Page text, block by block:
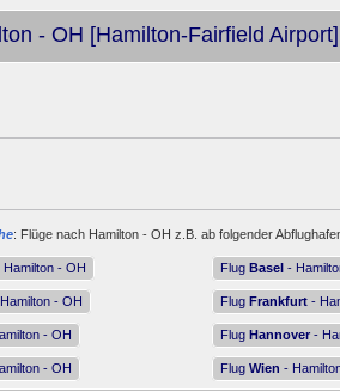
- OH [Hamilton-Fairfield Airport]
: Flüge nach Hamilton - OH z.B. ab folgender
Hamilton - OH Flug Basel -
- OH Flug Frankfurt -
- OH Flug Hannover -
- OH Flug Wien -